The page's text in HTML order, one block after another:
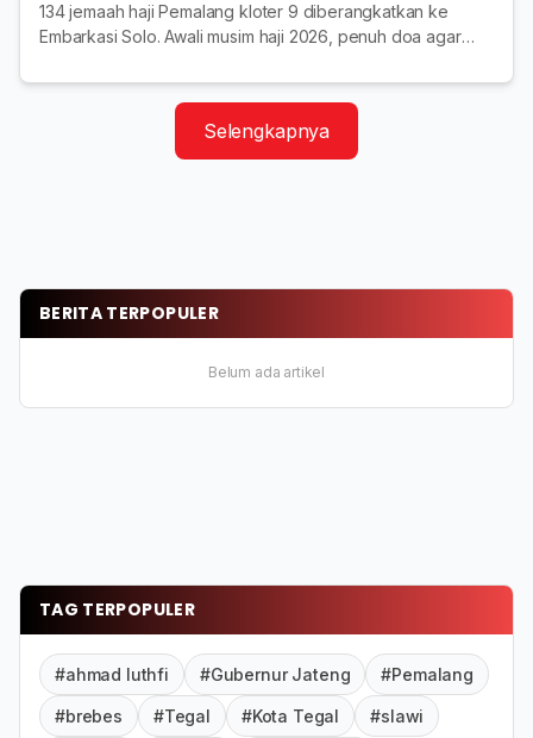
134 jemaah haji Pemalang kloter 9 diberangkatkan ke
Embarkasi Solo. Awali musim haji 2026, penuh doa agar
Selengkapnya
BERITA TERPOPULER
Belum ada artikel
TAG TERPOPULER
#ahmad luthfi #Gubernur Jateng #Pemalang
#brebes #Tegal #Kota Tegal #slawi